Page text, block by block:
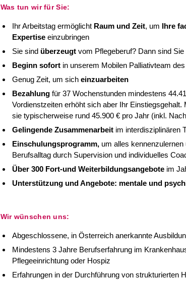
Was tun wir für Sie:
Ihr Arbeitstag ermöglicht Raum und Zeit, um Ihre
Expertiseeinzubringen
Sie sindüberzeugtvom Pflegeberuf? Dann sind Sie
Beginn sofortin unserem Mobilen Palliativteam
Genug Zeit, um sich einzuarbeiten
Bezahlungfür 37 Wochenstunden mindestens
Vordienstzeiten erhöht sich aber Ihr
sie typischerweise rund 45.900 € pro Jahr (inkl.
Gelingende Zusammenarbeitim interdisziplinären
Einschulungsprogramm, um alles kennenzulernen
Berufsalltag durch Supervision und individuelles
Über 300 Fort-und Weiterbildungsangeboteim
Unterstützung und Angebote: mentale und
Wir wünschen uns:
Abgeschlossene, in Österreich anerkannte
Mindestens 3 Jahre Berufserfahrung im
Pflegeeinrichtung oder Hospiz
Erfahrungen in der Durchführung von strukturierten